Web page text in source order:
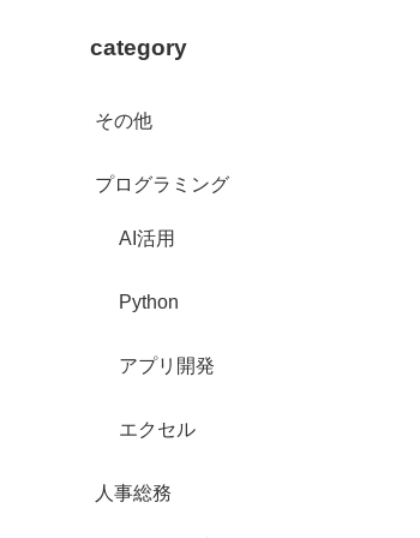
category
その他
プログラミング
AI活用
Python
アプリ開発
エクセル
人事総務